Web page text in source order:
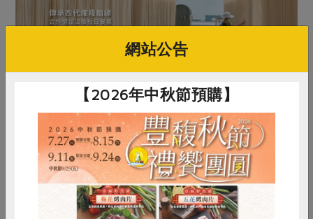
原文刊登於 2021年10月211期
機械教授做麵線 一甲子好味道30秒上桌
網站公告
【2026年中秋節預購】